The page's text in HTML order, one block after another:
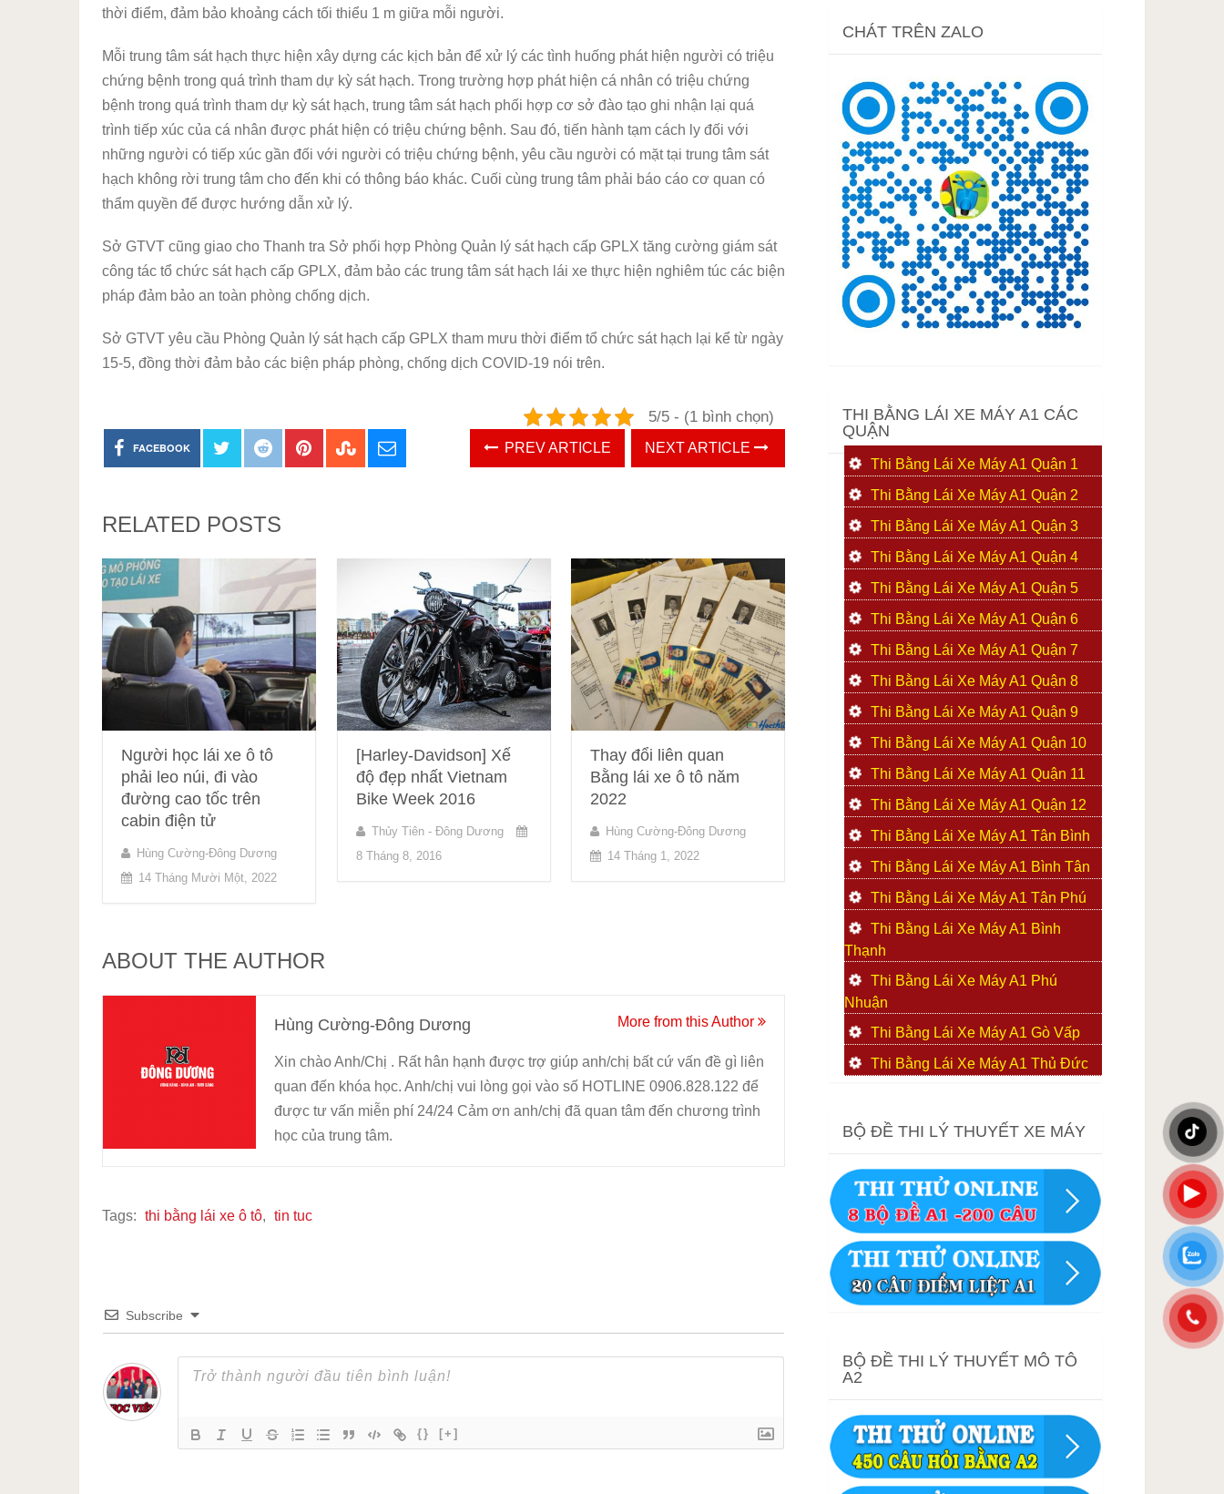
thời điểm, đảm bảo khoảng cách tối thiểu 1 m giữa mỗi người.
Mỗi trung tâm sát hạch thực hiện xây dựng các kịch bản để xử lý các tình huống phát hiện người có triệu
chứng bệnh trong quá trình tham dự kỳ sát hạch. Trong trường hợp phát hiện cá nhân có triệu chứng
bệnh trong quá trình tham dự kỳ sát hạch, trung tâm sát hạch phối hợp cơ sở đào tạo ghi nhận lại quá
trình tiếp xúc của cá nhân được phát hiện có triệu chứng bệnh. Sau đó, tiến hành tạm cách ly đối với
những người có tiếp xúc gần đối với người có triệu chứng bệnh, yêu cầu người có mặt tại trung tâm sát
hạch không rời trung tâm cho đến khi có thông báo khác. Cuối cùng trung tâm phải báo cáo cơ quan có
thẩm quyền để được hướng dẫn xử lý.
Sở GTVT cũng giao cho Thanh tra Sở phối hợp Phòng Quản lý sát hạch cấp GPLX tăng cường giám sát
công tác tổ chức sát hạch cấp GPLX, đảm bảo các trung tâm sát hạch lái xe thực hiện nghiêm túc các biện
pháp đảm bảo an toàn phòng chống dịch.
Sở GTVT yêu cầu Phòng Quản lý sát hạch cấp GPLX tham mưu thời điểm tổ chức sát hạch lại kể từ ngày
15-5, đồng thời đảm bảo các biện pháp phòng, chống dịch COVID-19 nói trên.
5/5 - (1 bình chọn)
FACEBOOK PREV ARTICLE NEXT ARTICLE
RELATED POSTS
Người học lái xe ô tô
phải leo núi, đi vào
đường cao tốc trên
cabin điện tử
Hùng Cường-Đông Dương
14 Tháng Mười Một, 2022
[Harley-Davidson] Xế
độ đẹp nhất Vietnam
Bike Week 2016
Thủy Tiên - Đông Dương
8 Tháng 8, 2016
Thay đổi liên quan
Bằng lái xe ô tô năm
2022
Hùng Cường-Đông Dương
14 Tháng 1, 2022
ABOUT THE AUTHOR
Hùng Cường-Đông Dương More from this Author
Xin chào Anh/Chị . Rất hân hạnh được trợ giúp anh/chị bất cứ vấn đề gì liên
quan đến khóa học. Anh/chị vui lòng gọi vào số HOTLINE 0906.828.122 để
được tư vấn miễn phí 24/24 Cảm ơn anh/chị đã quan tâm đến chương trình
học của trung tâm.
Tags: thi bằng lái xe ô tô, tin tuc
Subscribe
{} [+]
CHÁT TRÊN ZALO
THI BẰNG LÁI XE MÁY A1 CÁC
QUẬN
Thi Bằng Lái Xe Máy A1 Quận 1
Thi Bằng Lái Xe Máy A1 Quận 2
Thi Bằng Lái Xe Máy A1 Quận 3
Thi Bằng Lái Xe Máy A1 Quận 4
Thi Bằng Lái Xe Máy A1 Quận 5
Thi Bằng Lái Xe Máy A1 Quận 6
Thi Bằng Lái Xe Máy A1 Quận 7
Thi Bằng Lái Xe Máy A1 Quận 8
Thi Bằng Lái Xe Máy A1 Quận 9
Thi Bằng Lái Xe Máy A1 Quận 10
Thi Bằng Lái Xe Máy A1 Quận 11
Thi Bằng Lái Xe Máy A1 Quận 12
Thi Bằng Lái Xe Máy A1 Tân Bình
Thi Bằng Lái Xe Máy A1 Bình Tân
Thi Bằng Lái Xe Máy A1 Tân Phú
Thi Bằng Lái Xe Máy A1 Bình
Thạnh
Thi Bằng Lái Xe Máy A1 Phú
Nhuận
Thi Bằng Lái Xe Máy A1 Gò Vấp
Thi Bằng Lái Xe Máy A1 Thủ Đức
BỘ ĐỀ THI LÝ THUYẾT XE MÁY
BỘ ĐỀ THI LÝ THUYẾT MÔ TÔ
A2